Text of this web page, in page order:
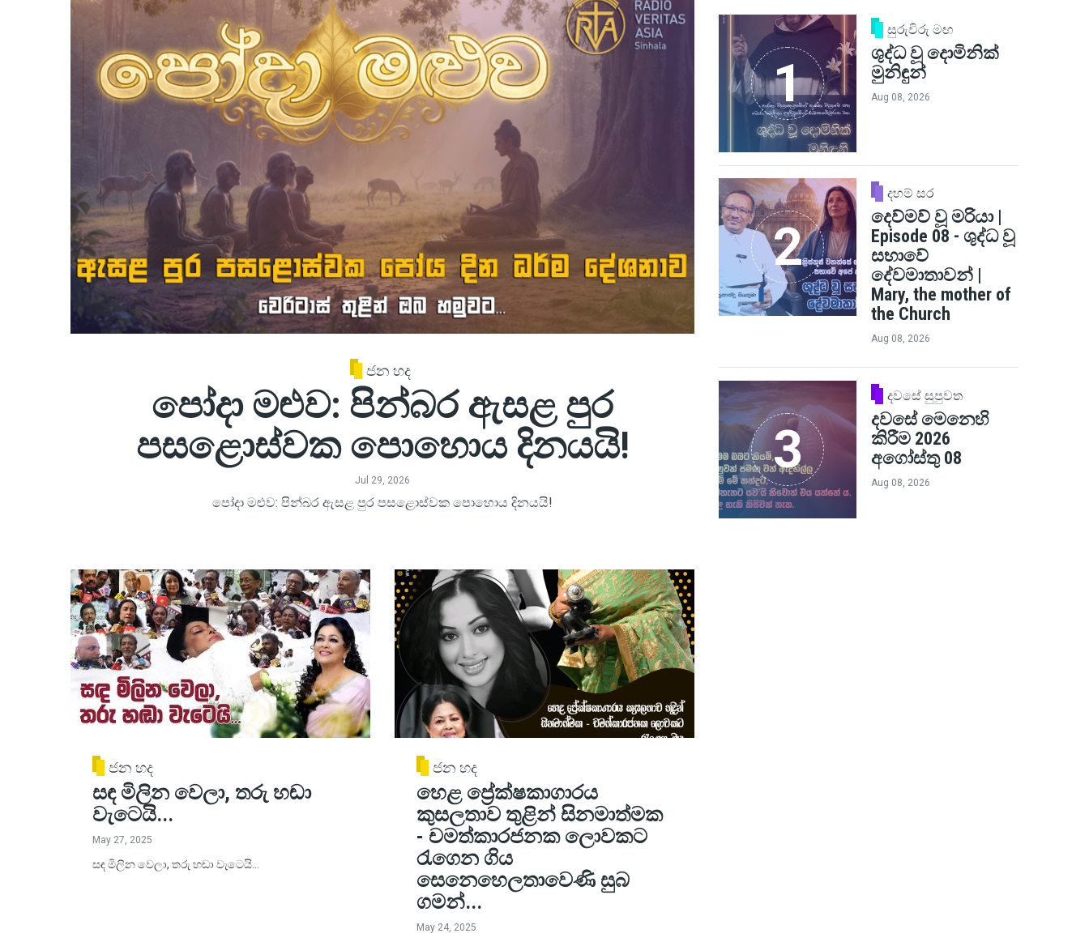
ජන හද
පෝදා මළුව: පින්බර ඇසළ පුර
පසළොස්වක පොහොය දිනයයි!
Jul 29, 2026
පෝදා මළුව: පින්බර ඇසළ පුර පසළොස්වක පොහොය දිනයයි!
ජන හද
සඳ මිලින වෙලා, තරු හඬා
වැටෙයි...
May 27, 2025
සඳ මිලින වෙලා, තරු හඬා වැටෙයි...
ජන හද
හෙළ ප්‍රේක්ෂකාගාරය
කුසලතාව තුළින් සිනමාත්මක
- චමත්කාරජනක ලොවකට
රැගෙන ගිය
සෙනෙහෙලතාවෙණි සුබ
ගමන්...
May 24, 2025
සුරුවිරු මඟ
ශුද්ධ වූ දොමිනික්
මුනිඳුන්
Aug 08, 2026
දහම් සර
දෙව්මව් වූ මරියා |
Episode 08 - ශුද්ධ වූ
සභාවේ
දේවමාතාවන් |
Mary, the mother of
the Church
Aug 08, 2026
දවසේ සුපුවත
දවසේ මෙනෙහි
කිරීම 2026
අගෝස්තු 08
Aug 08, 2026